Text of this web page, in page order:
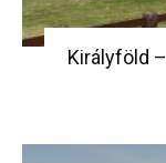
Királyföld